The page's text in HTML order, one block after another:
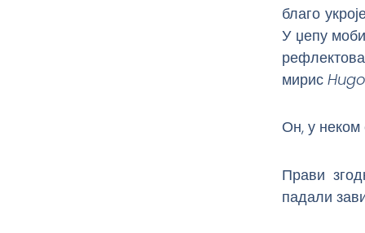
благо
У џепу
мирис
Он, у
Прави
падали